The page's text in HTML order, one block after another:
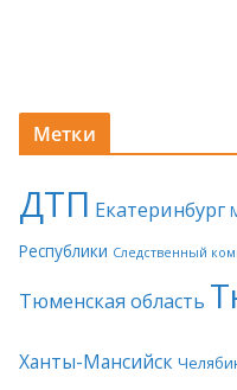
Метки
ДТП Екатеринбург
Республики Следственный
Тюменская область
Ханты-Мансийск